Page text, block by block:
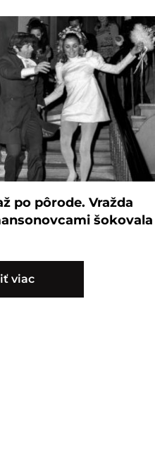
po pôrode. Vražda
šokovala
viac